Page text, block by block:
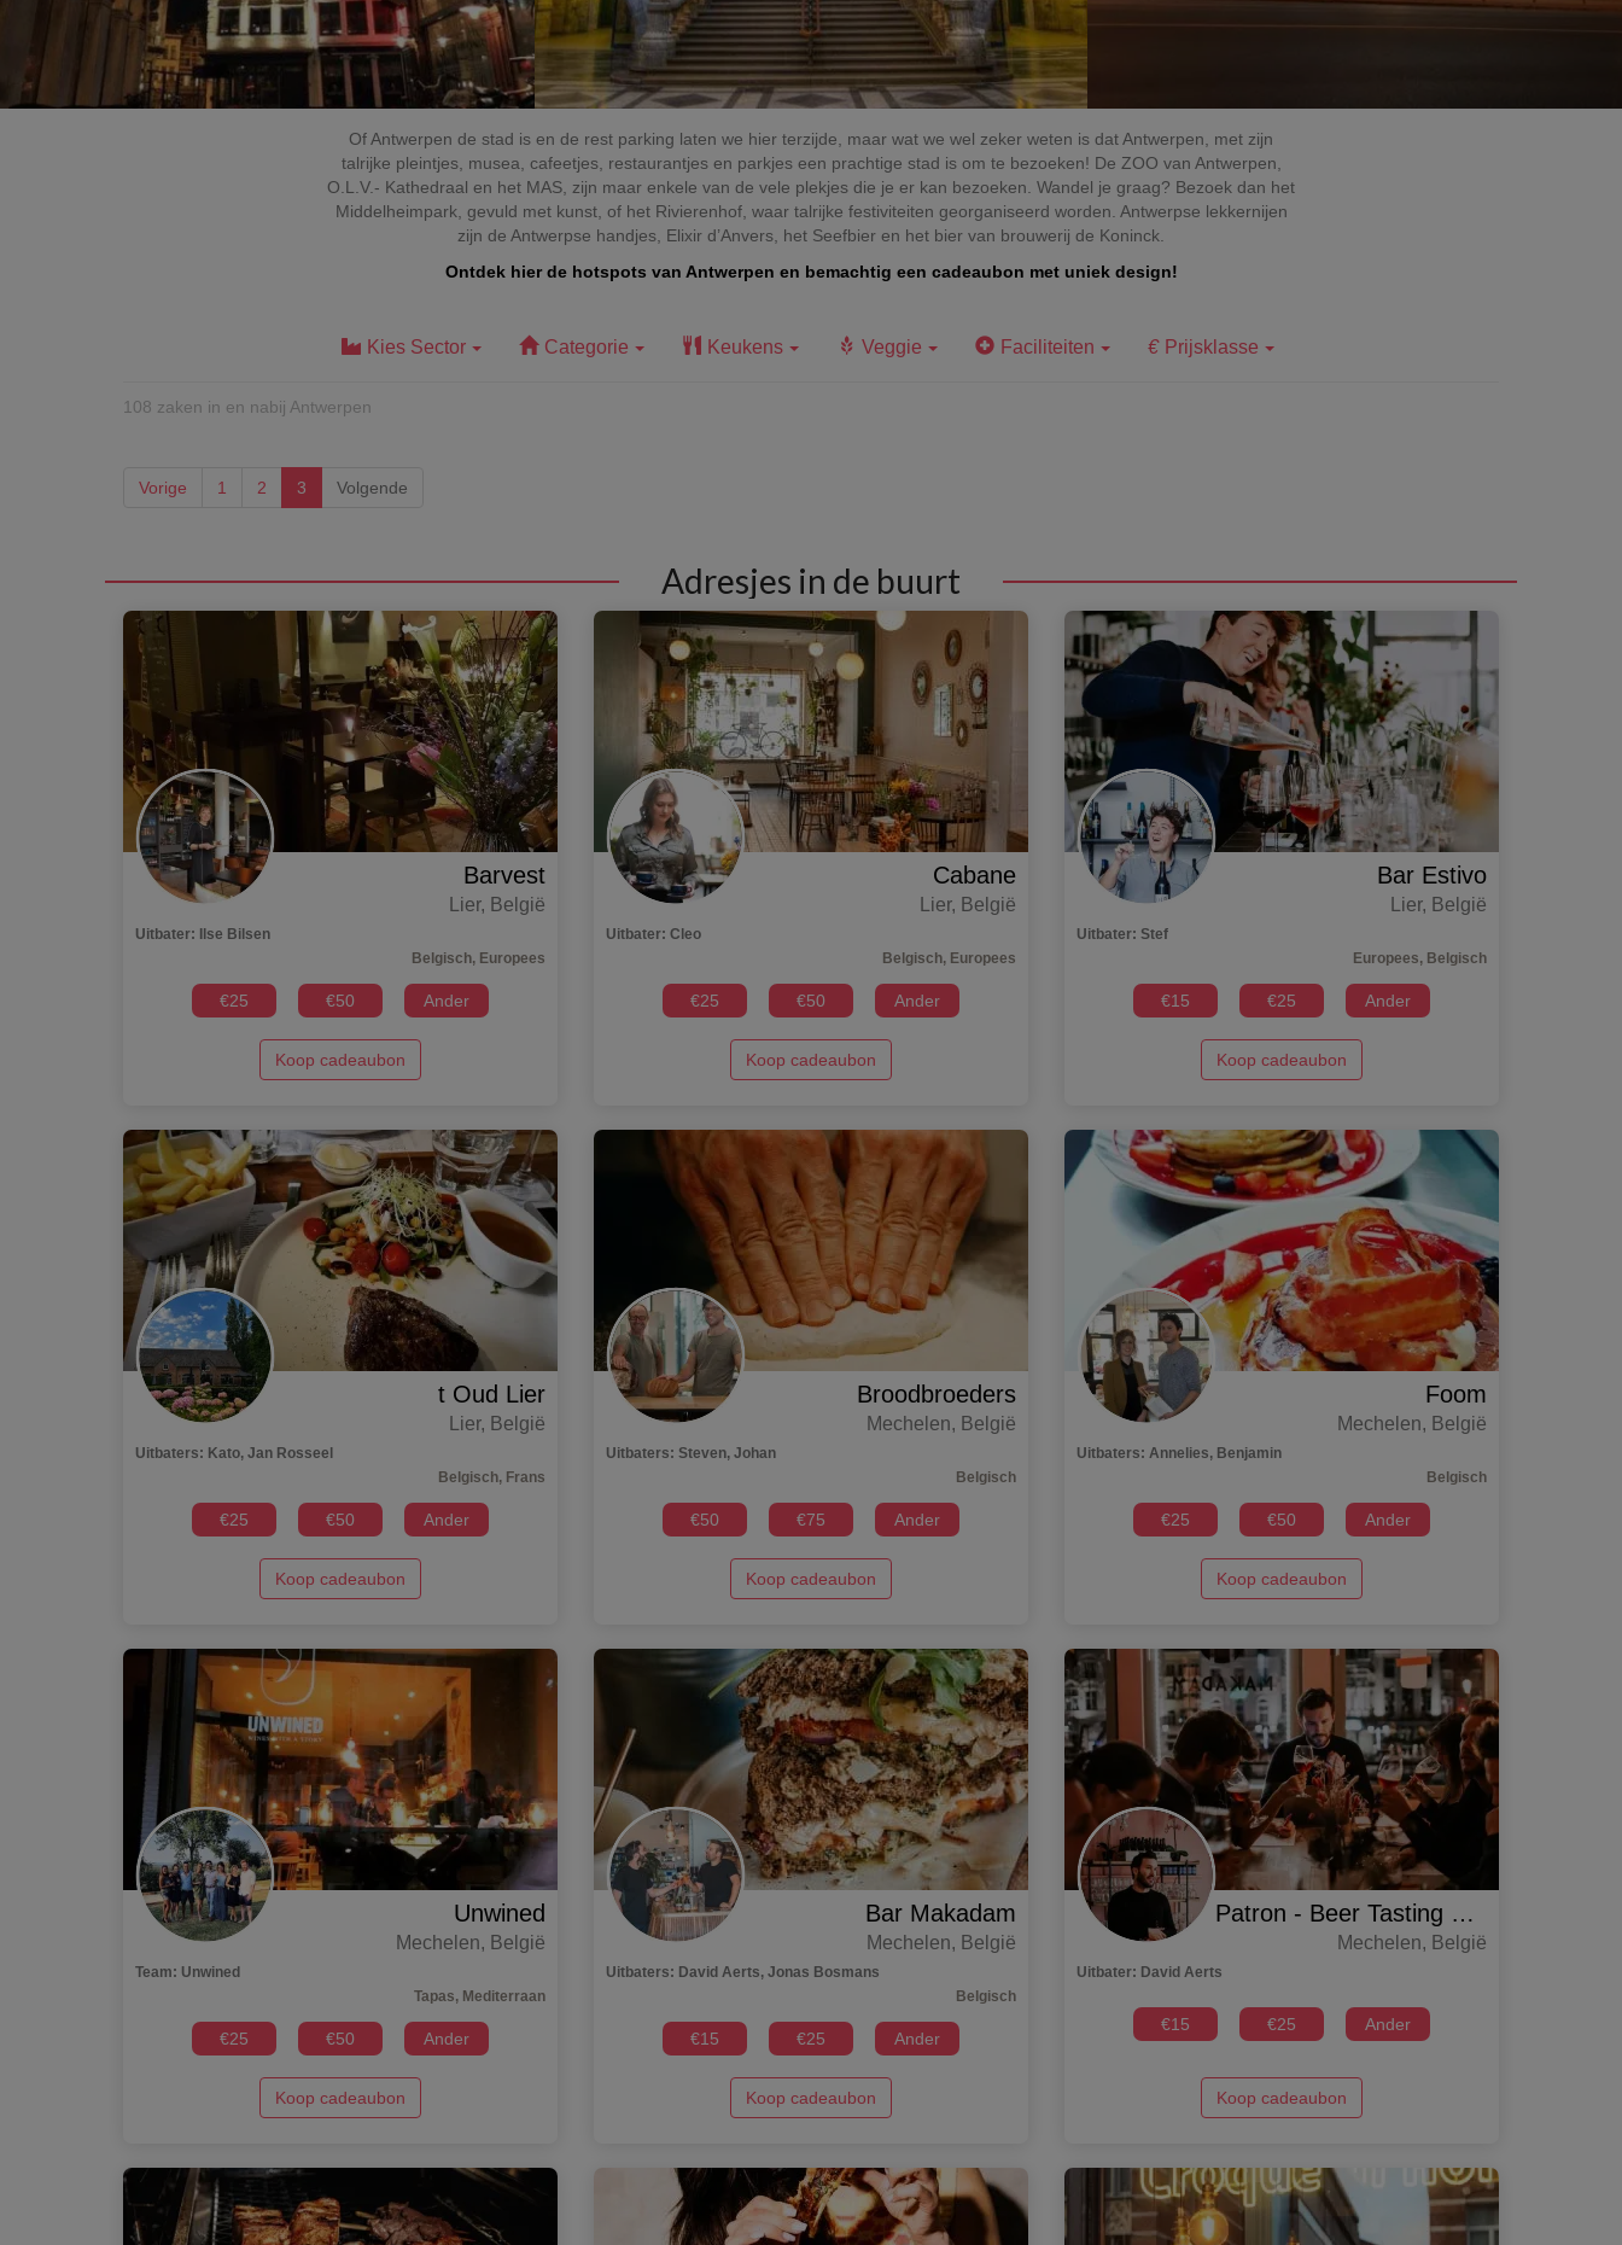
Of Antwerpen de stad is en de rest parking laten we hier terzijde, maar wat we wel zeker weten is dat Antwerpen, met zijn
talrijke pleintjes, musea, cafeetjes, restaurantjes en parkjes een prachtige stad is om te bezoeken! De ZOO van Antwerpen,
O.L.V.- Kathedraal en het MAS, zijn maar enkele van de vele plekjes die je er kan bezoeken. Wandel je graag? Bezoek dan het
Middelheimpark, gevuld met kunst, of het Rivierenhof, waar talrijke festiviteiten georganiseerd worden. Antwerpse lekkernijen
zijn de Antwerpse handjes, Elixir d’Anvers, het Seefbier en het bier van brouwerij de Koninck.
Ontdek hier de hotspots van Antwerpen en bemachtig een cadeaubon met uniek design!
Kies Sector Categorie Keukens Veggie Faciliteiten Prijsklasse
108 zaken in en nabij Antwerpen
Vorige 1 2 3 Volgende
Adresjes in de buurt
Barvest
Lier, België
Uitbater:
Ilse Bilsen
Belgisch, Europees
€25 €50 Ander
Koop cadeaubon
Cabane
Lier, België
Uitbater: Cleo
Belgisch, Europees
€25 €50 Ander
Koop cadeaubon
Bar Estivo
Lier, België
Uitbater: Stef
Europees, Belgisch
€15 €25 Ander
Koop cadeaubon
t Oud Lier
Lier, België
Uitbaters: Kato, Jan Rosseel
Belgisch, Frans
€25 €50 Ander
Koop cadeaubon
Broodbroeders
Mechelen, België
Uitbaters: Steven, Johan
Belgisch
€50 €75 Ander
Koop cadeaubon
Foom
Mechelen, België
Uitbaters: Annelies, Benjamin
Belgisch
€25 €50 Ander
Koop cadeaubon
Unwined
Mechelen, België
Team: Unwined
Tapas, Mediterraan
€25 €50 Ander
Koop cadeaubon
Bar Makadam
Mechelen, België
Uitbaters: David Aerts, Jonas Bosmans
Belgisch
€15 €25 Ander
Koop cadeaubon
Patron - Beer Tasting Masterclass
Mechelen, België
Uitbater: David Aerts
€15 €25 Ander
Koop cadeaubon